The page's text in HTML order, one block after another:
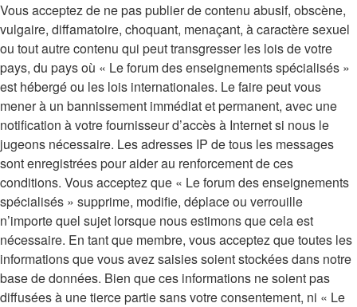
Vous acceptez de ne pas publier de contenu abusif, obscène,
vulgaire, diffamatoire, choquant, menaçant, à caractère sexuel
ou tout autre contenu qui peut transgresser les lois de votre
pays, du pays où « Le forum des enseignements spécialisés »
est hébergé ou les lois internationales. Le faire peut vous
mener à un bannissement immédiat et permanent, avec une
notification à votre fournisseur d’accès à Internet si nous le
jugeons nécessaire. Les adresses IP de tous les messages
sont enregistrées pour aider au renforcement de ces
conditions. Vous acceptez que « Le forum des enseignements
spécialisés » supprime, modifie, déplace ou verrouille
n’importe quel sujet lorsque nous estimons que cela est
nécessaire. En tant que membre, vous acceptez que toutes les
informations que vous avez saisies soient stockées dans notre
base de données. Bien que ces informations ne soient pas
diffusées à une tierce partie sans votre consentement, ni « Le